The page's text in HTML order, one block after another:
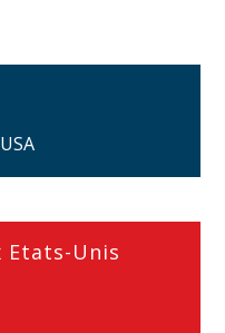
Etats-Unis